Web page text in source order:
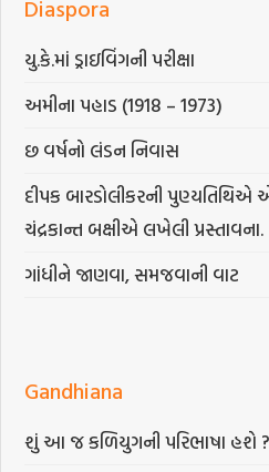
Diaspora
યુ.કે.માં ડ્રાઇવિંગની પરીક્ષા
અમીના પહાડ (1918 – 1973)
છ વર્ષનો લંડન નિવાસ
દીપક બારડોલીકરની પુણ્યતિથિએ
ચંદ્રકાન્ત બક્ષીએ લખેલી પ્રસ્તાવના.
ગાંધીને જાણવા, સમજવાની વાટ
Gandhiana
શું આ જ કળિયુગની પરિભાષા હશે ?